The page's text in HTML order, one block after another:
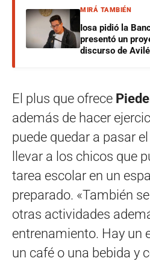
MIRÁ TAMBIÉN
Iosa pidió la
presentó un
discurso de
El plus que ofrece
además de hacer
puede quedar a pasar
llevar a los chicos que
tarea escolar en un
preparado. «También
otras actividades
entrenamiento. Hay un
un café o una bebida y